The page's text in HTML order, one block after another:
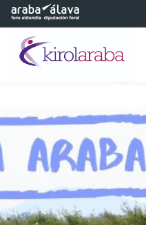
Saltar al contenido principal